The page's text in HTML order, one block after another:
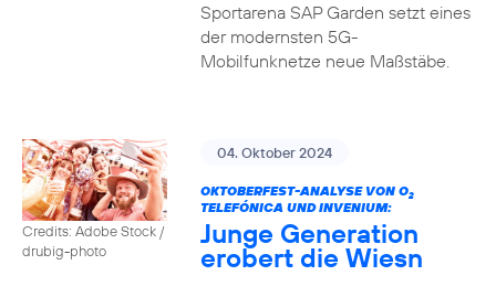
Sportarena SAP Garden setzt eines
der modernsten 5G-
Mobilfunknetze neue Maßstäbe.
Credits: Adobe Stock /
drubig-photo
04. Oktober 2024
OKTOBERFEST-ANALYSE VON O2
TELEFÓNICA UND INVENIUM:
Junge Generation
erobert die Wiesn